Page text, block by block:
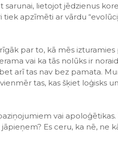
lietojot jēdzienus
apzīmēti ar vārdu
par to, kā mēs
vai ka tās nolūks ir
arī tas nav bez pamata.
tas, kas šķiet loģisks
vai apoloģētikas.
Es ceru, ka nē, ne